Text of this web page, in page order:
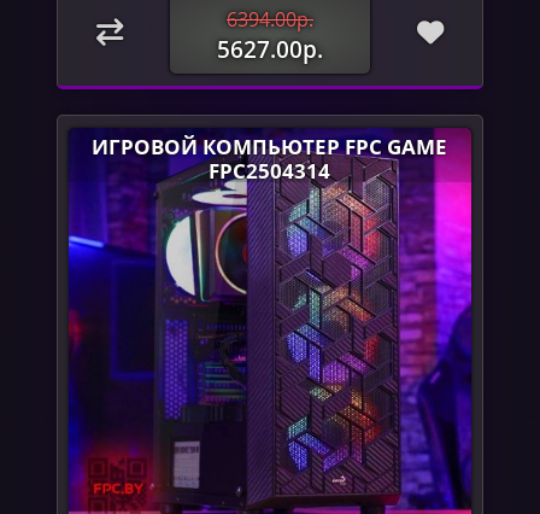
6394.00р.
5627.00р.
ИГРОВОЙ КОМПЬЮТЕР FPC GAME
FPC2504314